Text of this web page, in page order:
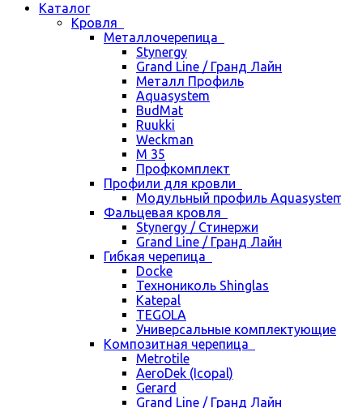
Каталог
Кровля
Металлочерепица
Stynergy
Grand Line / Гранд Лайн
Металл Профиль
Aquasystem
BudMat
Ruukki
Weckman
М 35
Профкомплект
Профили для кровли
Модульный профиль
Фальцевая кровля
Stynergy / Стинержи
Grand Line / Гранд Лайн
Гибкая черепица
Docke
Технониколь Shinglas
Katepal
TEGOLA
Универсальные комплектующие
Композитная черепица
Metrotile
AeroDek (Icopal)
Gerard
Grand Line / Гранд Лайн